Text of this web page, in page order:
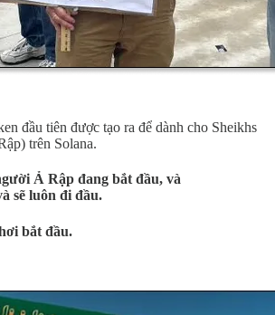
đầu tiên được tạo ra để dành cho Sheikhs
trên Solana.
Ả Rập đang bắt đầu, và
sẽ luôn đi đầu.
bắt đầu.